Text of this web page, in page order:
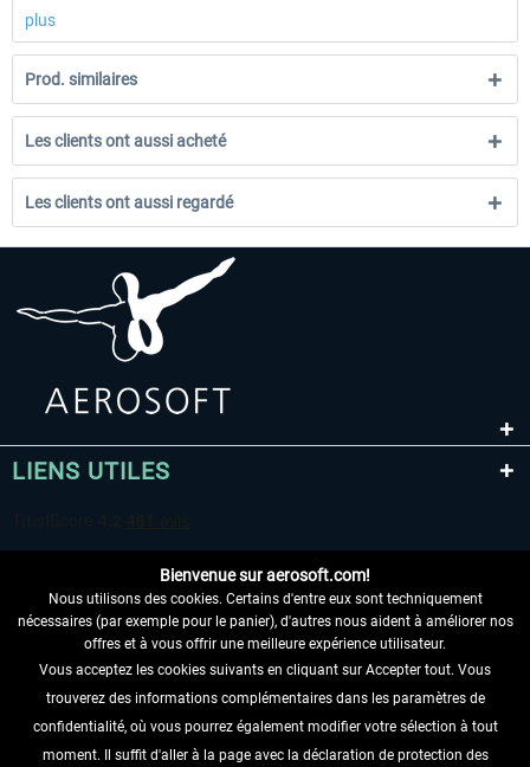
plus
Prod. similaires
Les clients ont aussi acheté
Les clients ont aussi regardé
LIENS UTILES
RENONCER AU CONTRAT ICI
INFORMATIONS
Bienvenue sur aerosoft.com!
Nous utilisons des cookies. Certains d'entre eux sont techniquement
nécessaires (par exemple pour le panier), d'autres nous aident à améliorer nos
offres et à vous offrir une meilleure expérience utilisateur.
Vous acceptez les cookies suivants en cliquant sur Accepter tout. Vous
trouverez des informations complémentaires dans les paramètres de
confidentialité, où vous pourrez également modifier votre sélection à tout
moment. Il suffit d'aller à la page avec la déclaration de protection des